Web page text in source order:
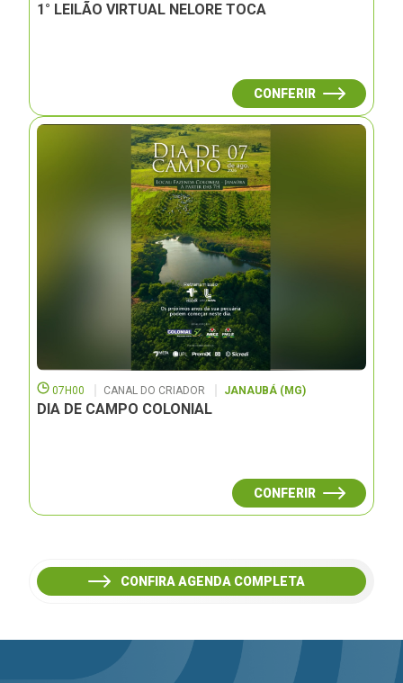
1° LEILÃO VIRTUAL NELORE TOCA
CONFERIR
07H00 CANAL DO CRIADOR JANAUBÁ (MG)
DIA DE CAMPO COLONIAL
CONFERIR
CONFIRA AGENDA COMPLETA